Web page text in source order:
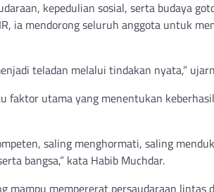
kepedulian sosial, serta budaya
ia mendorong seluruh anggota untuk
teladan melalui tindakan nyata,”
faktor utama yang menentukan
saling menghormati, saling
bangsa,” kata Habib Muchdar.
mampu mempererat persaudaraan lintas